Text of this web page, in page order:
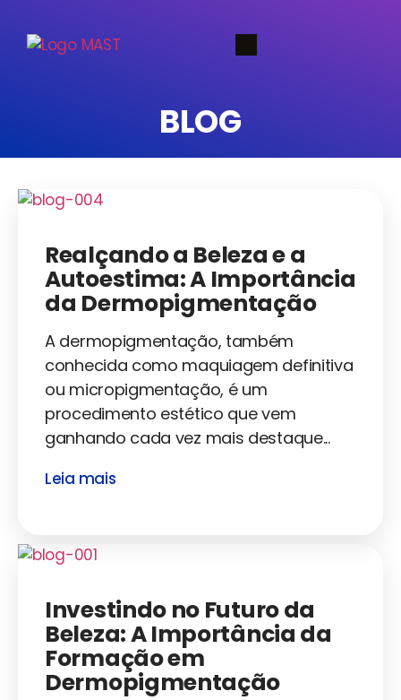
BLOG
Realçando a Beleza e a
Autoestima: A Importância
da Dermopigmentação
A dermopigmentação, também
conhecida como maquiagem definitiva
ou micropigmentação, é um
procedimento estético que vem
ganhando cada vez mais destaque...
Leia mais
Investindo no Futuro da
Beleza: A Importância da
Formação em
Dermopigmentação